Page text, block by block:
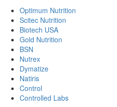
Optimum Nutrition
Scitec Nutrition
Biotech USA
Gold Nutrition
BSN
Nutrex
Dymatize
Natiris
Control
Controlled Labs